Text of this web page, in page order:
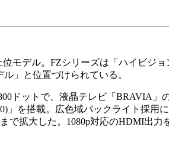
モデル。FZシリーズは「ハイビジ
」と位置づけられている。
ドットで、液晶テレビ「BRAVIA」
」を搭載。広色域バックライト採用
で拡大した。1080p対応のHDMI出力